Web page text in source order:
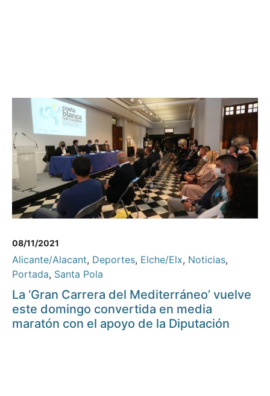
08/11/2021
Alicante/Alacant, Deportes, Elche/Elx, Noticias,
Portada, Santa Pola
La ‘Gran Carrera del Mediterráneo’ vuelve
este domingo convertida en media
maratón con el apoyo de la Diputación